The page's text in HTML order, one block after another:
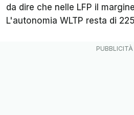
da dire che nelle LFP il
L'autonomia WLTP resta di